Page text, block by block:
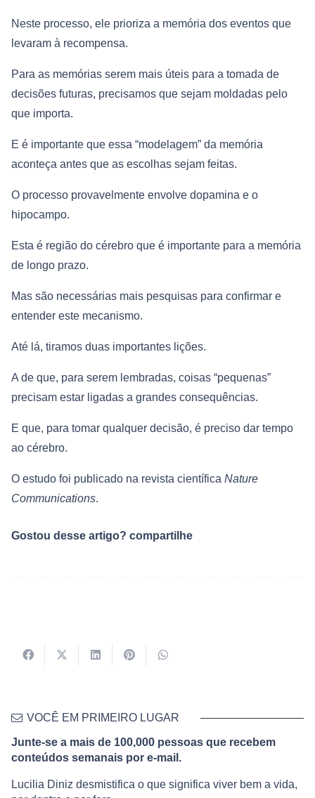
Neste processo, ele prioriza a memória dos eventos que
levaram à recompensa.
Para as memórias serem mais úteis para a tomada de
decisões futuras, precisamos que sejam moldadas pelo
que importa.
E é importante que essa “modelagem” da memória
aconteça antes que as escolhas sejam feitas.
O processo provavelmente envolve dopamina e o
hipocampo.
Esta é região do cérebro que é importante para a memória
de longo prazo.
Mas são necessárias mais pesquisas para confirmar e
entender este mecanismo.
Até lá, tiramos duas importantes lições.
A de que, para serem lembradas, coisas “pequenas”
precisam estar ligadas a grandes consequências.
E que, para tomar qualquer decisão, é preciso dar tempo
ao cérebro.
O estudo foi publicado na revista científica Nature
Communications.
Gostou desse artigo? compartilhe
VOCÊ EM PRIMEIRO LUGAR
Junte-se a mais de 100,000 pessoas que recebem
conteúdos semanais por e-mail.
Lucilia Diniz desmistifica o que significa viver bem a vida,